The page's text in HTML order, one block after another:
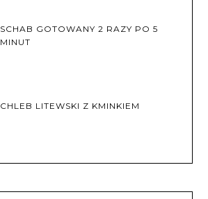
SCHAB GOTOWANY 2 RAZY PO 5
MINUT
CHLEB LITEWSKI Z KMINKIEM